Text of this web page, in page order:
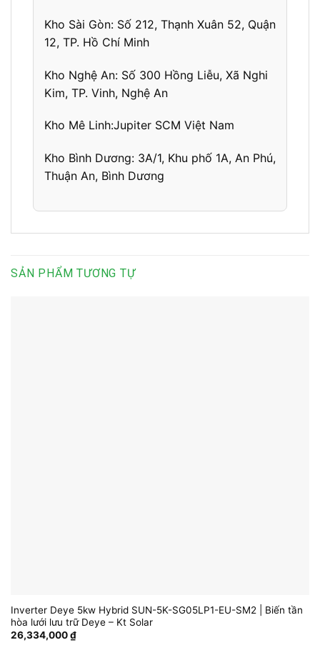
Kho Sài Gòn: Số 212, Thạnh Xuân 52, Quận
12, TP. Hồ Chí Minh
Kho Nghệ An: Số 300 Hồng Liễu, Xã Nghi
Kim, TP. Vinh, Nghệ An
Kho Mê Linh:Jupiter SCM Việt Nam
Kho Bình Dương: 3A/1, Khu phố 1A, An Phú,
Thuận An, Bình Dương
SẢN PHẨM TƯƠNG TỰ
Inverter Deye 5kw Hybrid SUN-5K-SG05LP1-EU-SM2 | Biến tần
hòa lưới lưu trữ Deye – Kt Solar
26,334,000₫